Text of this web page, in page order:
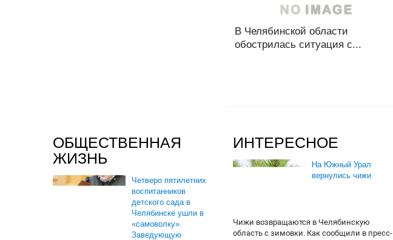
В Челябинской области
обострилась ситуация с...
ОБЩЕСТВЕННАЯ
ЖИЗНЬ
Четверо пятилетних
воспитанников
детского сада в
Челябинске ушли в
«самоволку».
Заведующую
ИНТЕРЕСНОЕ
На Южный Урал
вернулись чижи
Чижи возвращаются в Челябинскую
область с зимовки. Как сообщили в пресс-